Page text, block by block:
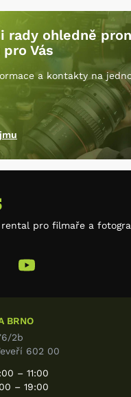
rady ohledně
Vás
a kontakty na
pro filmaře a
BRNO
2b
602 00
– 11:00
– 19:00